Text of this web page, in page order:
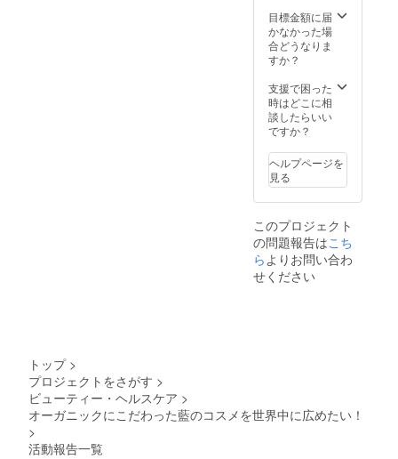
ドバー
ム
（10g）
種子
油、ア
ンズ核
油、ミ
ウ、ア
イエキ
ス ＜使
用期限
間
種子
油、ア
ンズ核
ウ、シ
ア脂、
ヨー
ロッパ
ゴ種子
油、ア
ボカド
油、ア
ス ＜使
用期限
＞ 1年
間 ★ナ
チュラ
ンズ核
目標金額に届
かなかった場
合どうなりま
すか？
支援で困った
時はどこに相
談したらいい
ですか？
ヘルプページを
見る
このプロジェクト
の問題報告はこち
らよりお問い合わ
せください
トップ >
プロジェクトをさがす >
ビューティー・ヘルスケア >
オーガニックにこだわった藍のコスメを世界中に広めたい！
>
活動報告一覧